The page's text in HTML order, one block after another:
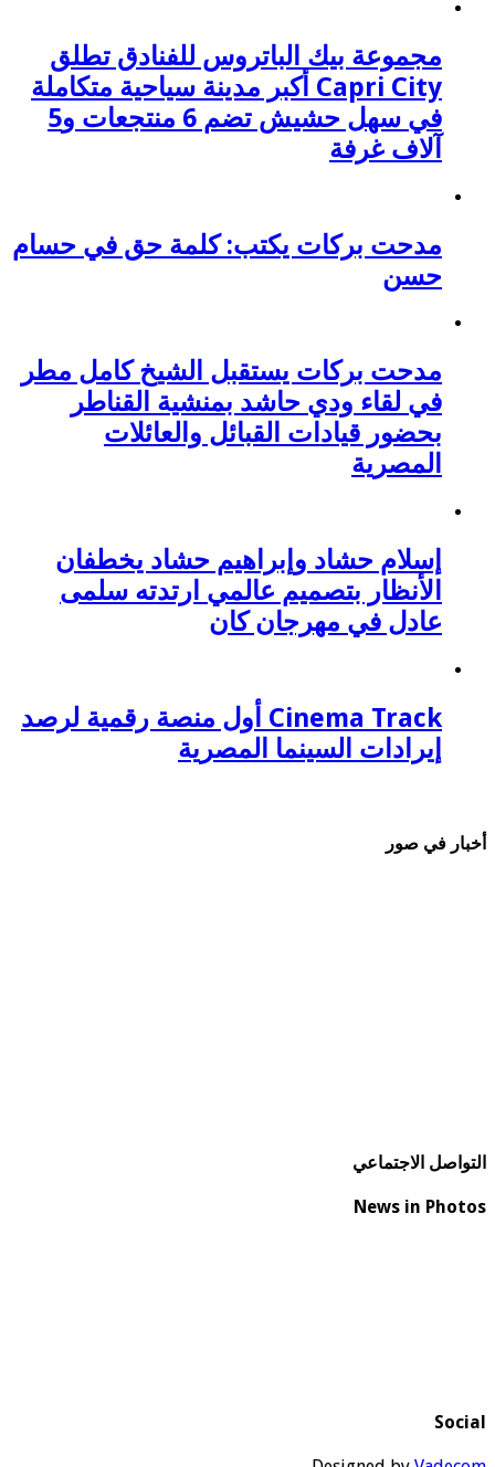
مجموعة بيك الباتروس للفنادق تطلق
Capri City أكبر مدينة سياحية متكاملة
في سهل حشيش تضم 6 منتجعات و5
آلاف غرفة
مدحت بركات يكتب: كلمة حق في حسام
حسن
مدحت بركات يستقبل الشيخ كامل مطر
في لقاء ودي حاشد بمنشية القناطر
بحضور قيادات القبائل والعائلات
المصرية
إسلام حشاد وإبراهيم حشاد يخطفان
الأنظار بتصميم عالمي ارتدته سلمى
عادل في مهرجان كان
Cinema Track أول منصة رقمية لرصد
إيرادات السينما المصرية
أخبار في صور
التواصل الاجتماعي
News in Photos
Social